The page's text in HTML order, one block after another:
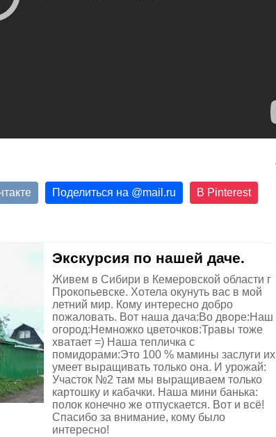
Поделиться на @mail.ru В Pinterest
Экскурсия по нашей даче.
Живем в Сибири в Кемеровской области г
Прокопьевске. Хотела окунуть вас в мой
летний мир. Кому интересно добро
пожаловать. Вот наша дача:Во дворе:Наш
огород:Немножко цветочков:Травы тоже
хватает =) Наша тепличка с
помидорами:Это 100 % мамины заслуги их
умеет выращивать только она. И урожай:
Участок №2 там мы выращиваем только
картошку и кабачки. Наша мини банька:
полок конечно же отпускается. Вот и всё!
Спасибо за внимание, кому было
интересно!